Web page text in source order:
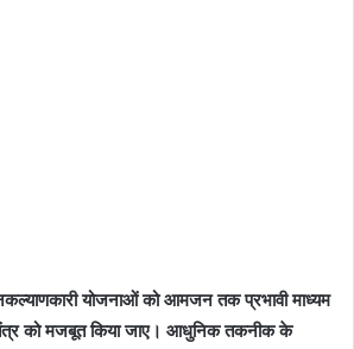
योजनाओं को आमजन तक प्रभावी माध्यम
को मजबूत किया जाए। आधुनिक तकनीक के